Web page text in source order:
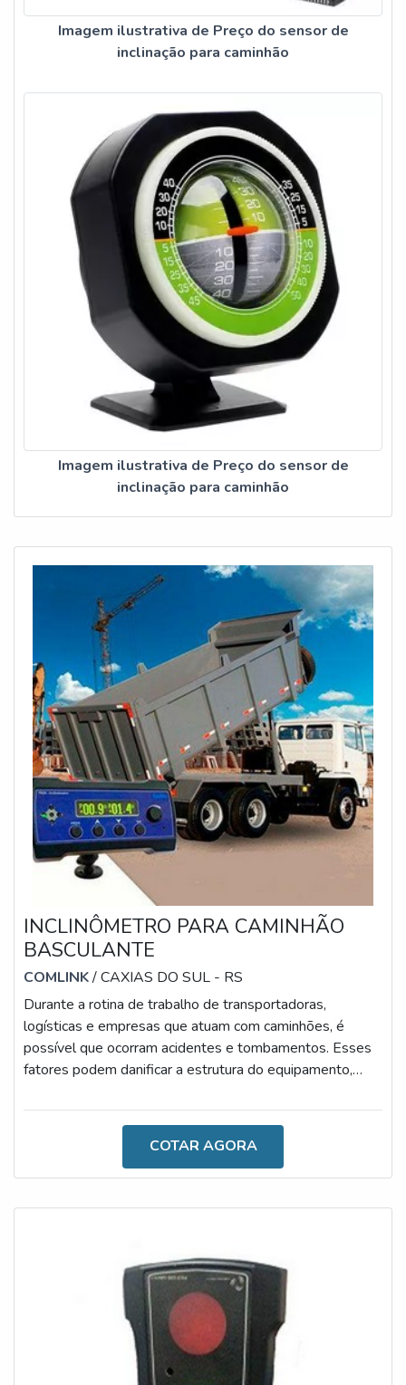
Imagem ilustrativa de Preço do sensor de
inclinação para caminhão
Imagem ilustrativa de Preço do sensor de
inclinação para caminhão
INCLINÔMETRO PARA CAMINHÃO
BASCULANTE
COMLINK/ CAXIAS DO SUL - RS
Durante a rotina de trabalho de transportadoras,
logísticas e empresas que atuam com caminhões, é
possível que ocorram acidentes e tombamentos. Esses
fatores podem danificar a estrutura do equipamento,
e operadores. Por isso, o inclinômetro para caminhão
CARACTERÍSTICAS TÉCNICAS DO PRODUTO As
principais causas de tombamentos de basculantes são
COTAR AGORA